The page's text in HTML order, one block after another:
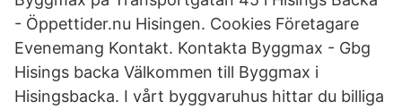
- Öppettider.nu Hisingen. Cookies Företagare
Evenemang Kontakt. Kontakta Byggmax - Gbg
Hisings backa Välkommen till Byggmax i
Hisingsbacka. I vårt byggvaruhus hittar du billiga